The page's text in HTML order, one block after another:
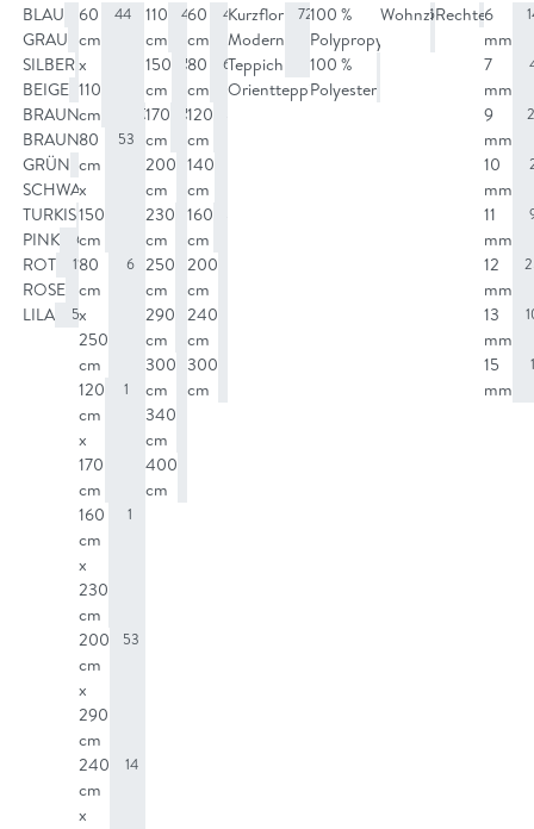
BLAU 5
GRAU 9
SILBER
BEIGE 4
BRAUNGRAU 7
BRAUN 7
GRÜN 1
SCHWARZ
TURKIS 1
PINK 6
ROT 11
ROSE 2
LILA 5
60
cm
x
110
cm
44
80
cm
x
150
cm
53
80
cm
x
250
cm
6
120
cm
x
170
cm
1
160
cm
x
230
cm
1
200
cm
x
290
cm
53
240
cm
x
14
110
cm
44
150
cm
54
170
cm
57
200
cm
15
230
cm
53
250
cm
6
290
cm
53
300
cm
38
340
cm
400
cm
60
cm
44
80
cm
64
120
cm
140
cm
160
cm
200
cm
240
cm
300
cm
Kurzflor
Modern
Teppich
72
Orientteppich 14
100 %
Polypropylen
86
100 %
Polyester
Wohnzimmer 86
Rechteckig
6
mm
7
mm
9
mm
10
mm
11
mm
12
mm
13
mm
15
mm